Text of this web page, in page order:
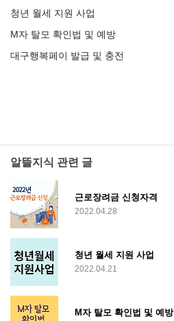
청년 월세 지원 사업
M자 탈모 확인법 및 예방
대구행복페이 발급 및 충전
알뜰지식 관련 글
근로장려금 신청자격
2022.04.28
청년 월세 지원 사업
2022.04.21
M자 탈모 확인법 및 예방